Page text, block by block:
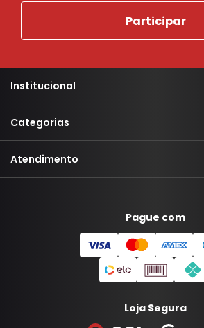
Institucional
Categorias
Atendimento
Pague com
Loja Segura